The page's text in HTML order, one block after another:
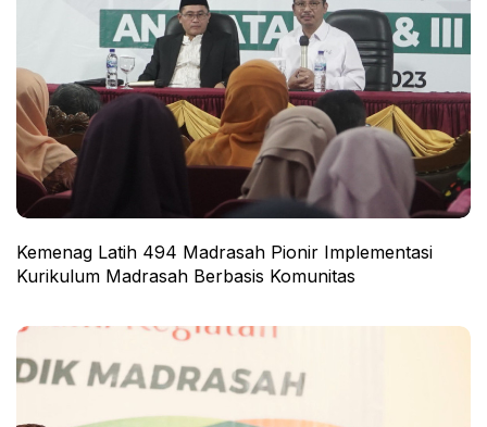
Kemenag Latih 494 Madrasah Pionir Implementasi
Kurikulum Madrasah Berbasis Komunitas